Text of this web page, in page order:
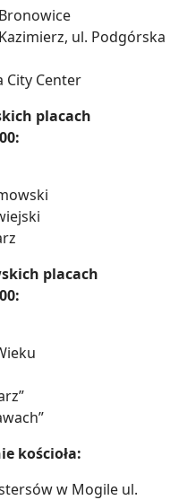
ul. Podgórska
City Center
placach
placach
kościoła:
w Mogile ul.